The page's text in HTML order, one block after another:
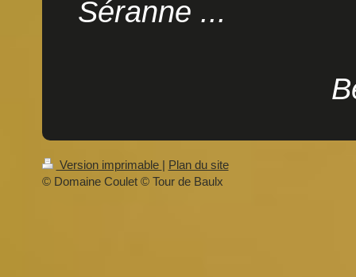
Séranne ...
Benjamin
Version imprimable | Plan du site
© Domaine Coulet © Tour de Baulx